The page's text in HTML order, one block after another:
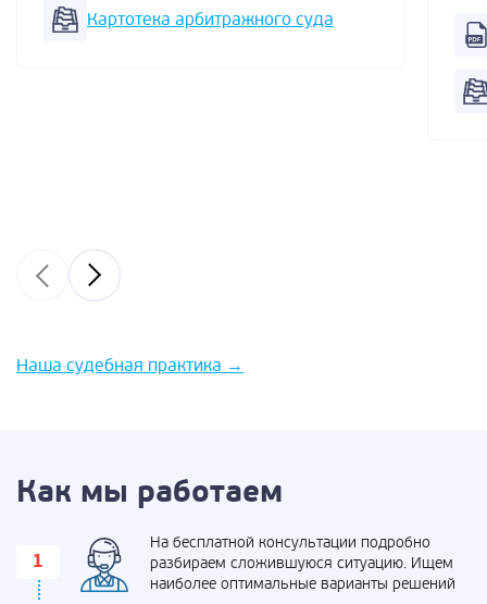
Картотека арбитражного суда
Наша судебная практика →
Как мы работаем
На бесплатной консультации подробно
разбираем сложившуюся ситуацию. Ищем
наиболее оптимальные варианты решений